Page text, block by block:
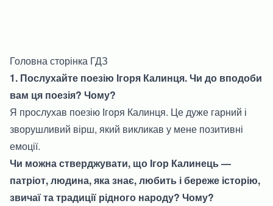
Головна сторінка ГДЗ
1. Послухайте поезію Ігоря Калинця. Чи до вподоби
вам ця поезія? Чому?
Я прослухав поезію Ігоря Калинця. Це дуже гарний і
зворушливий вірш, який викликав у мене позитивні
емоції.
Чи можна стверджувати, що Ігор Калинець —
патріот, людина, яка знає, любить і береже історію,
звичаї та традиції рідного народу? Чому?